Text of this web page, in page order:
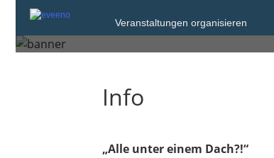
Veranstaltungen organisieren
Villingen-Schwenningen
Info
„Alle unter einem Dach?!“